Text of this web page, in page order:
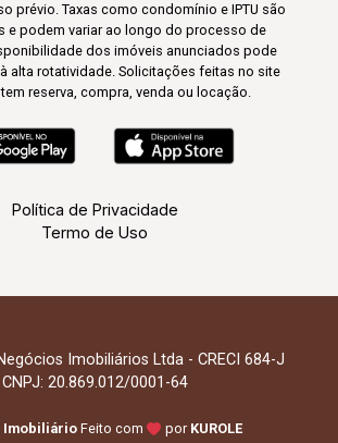
prévio. Taxas como condomínio e IPTU são
e podem variar ao longo do processo de
dos imóveis anunciados pode
alta rotatividade. Solicitações feitas no site
reserva, compra, venda ou locação.
Política de Privacidade
Termo de Uso
Imobiliários Ltda - CRECI 684-J
CNPJ: 20.869.012/0001-64
Imobiliário Feito com por KUROLE